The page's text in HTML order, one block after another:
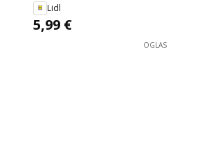
Lidl
5,99 €
OGLAS